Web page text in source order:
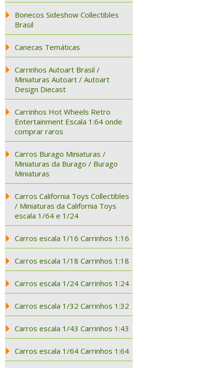
Bonecos Sideshow Collectibles
Brasil
Canecas Temáticas
Carrinhos Autoart Brasil /
Miniaturas Autoart / Autoart
Design Diecast
Carrinhos Hot Wheels Retro
Entertainment Escala 1:64 onde
comprar raros
Carros Burago Miniaturas /
Miniaturas da Burago / Burago
Miniaturas
Carros California Toys Collectibles
/ Miniaturas da California Toys
escala 1/64 e 1/24
Carros escala 1/16 Carrinhos 1:16
Carros escala 1/18 Carrinhos 1:18
Carros escala 1/24 Carrinhos 1:24
Carros escala 1/32 Carrinhos 1:32
Carros escala 1/43 Carrinhos 1:43
Carros escala 1/64 Carrinhos 1:64